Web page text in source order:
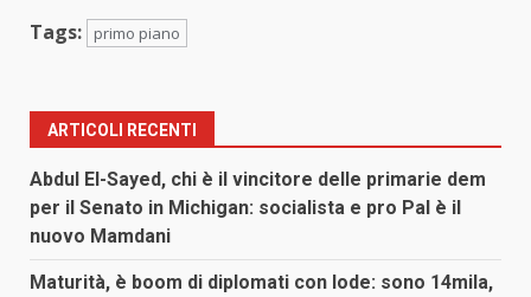
Tags: primo piano
ARTICOLI RECENTI
Abdul El-Sayed, chi è il vincitore delle primarie dem
per il Senato in Michigan: socialista e pro Pal è il
nuovo Mamdani
Maturità, è boom di diplomati con lode: sono 14mila,